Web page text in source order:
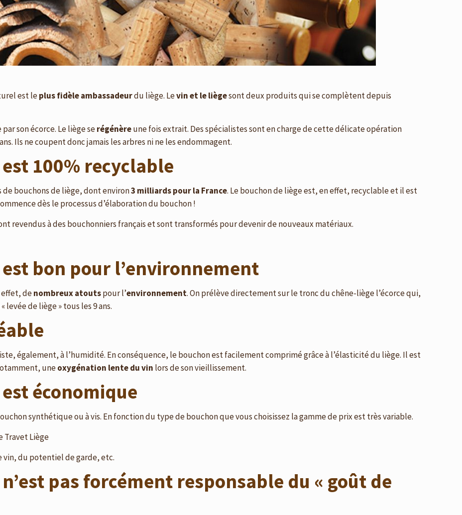
est leplus fidèle ambassadeurdu liège. Levin et le liègesont deux produits qui se complètent depuis
son écorce. Le liège serégénèreune fois extrait. Des spécialistes sont en charge de cette délicate opération
Ils ne coupent donc jamais les arbres ni ne les endommagent.
100% recyclable
bouchons de liège, dont environ3 milliards pour la France. Le bouchon de liège est, en effet, recyclable et il est
dès le processus d’élaboration du bouchon !
revendus à des bouchonniers français et sont transformés pour devenir de nouveaux matériaux.
bon pour l’environnement
effet, denombreux atoutspour l’environnement. On prélève directement sur le tronc du chêne-liège l’écorce qui,
de liège » tous les 9 ans.
également, à l’humidité. En conséquence, le bouchon est facilement comprimé grâce à l’élasticité du liège. Il est
uneoxygénation lente du vin lors de son vieillissement.
économique
synthétique ou à vis. En fonction du type de bouchon que vous choisissez la gamme de prix est très variable.
Travet Liège
vin, du potentiel de garde, etc.
pas forcément responsable du « goût de